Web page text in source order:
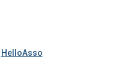
HelloAsso